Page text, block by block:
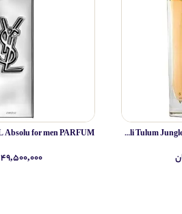
Simone Andreoli Tulum Junglescape for women and men EDP
۴۹,۵۰۰,۰۰۰ تومان